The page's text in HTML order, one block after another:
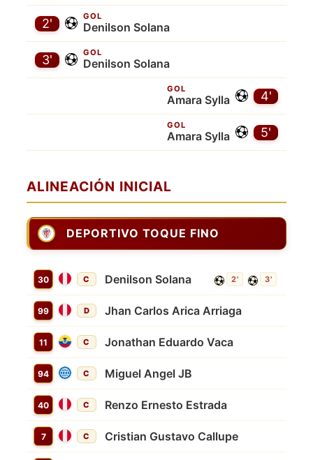
GOL
Denilson Solana
2'
GOL
Denilson Solana
3'
4'
GOL
Amara Sylla
5'
GOL
Amara Sylla
ALINEACIÓN INICIAL
DEPORTIVO TOQUE FINO
30 C Denilson Solana 2' 3'
99 D Jhan Carlos Arica Arriaga
11 C Jonathan Eduardo Vaca
94 C Miguel Angel JB
40 C Renzo Ernesto Estrada
7 C Cristian Gustavo Callupe